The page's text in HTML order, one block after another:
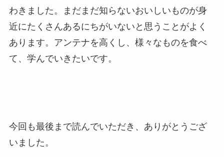
わきました。まだまだ知らないおいしいものが身
近にたくさんあるにちがいないと思うことがよく
あります。アンテナを高くし、様々なものを食べ
て、学んでいきたいです。
今回も最後まで読んでいただき、ありがとうござ
いました。